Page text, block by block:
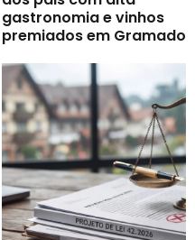
gastronomia e vinhos
premiados em Gramado